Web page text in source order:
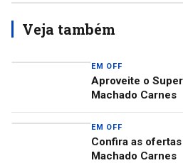
Veja também
EM OFF
Aproveite o
Machado Carnes
EM OFF
Confira as
Machado Carnes